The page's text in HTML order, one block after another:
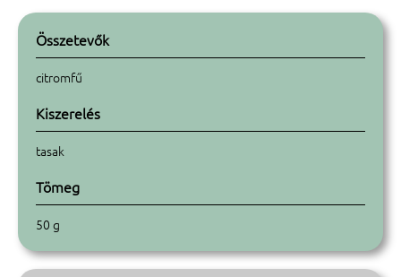
Összetevők
citromfű
Kiszerelés
tasak
Tömeg
50 g